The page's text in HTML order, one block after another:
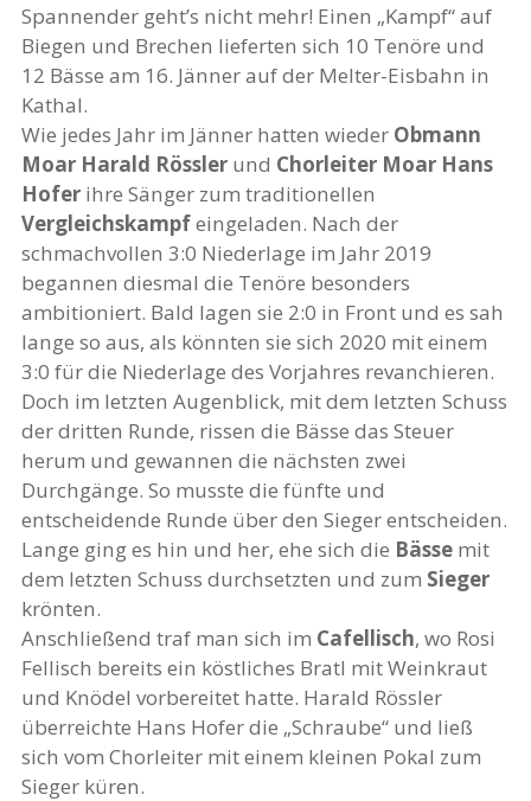
Spannender geht’s nicht mehr! Einen „Kampf“ auf
Biegen und Brechen lieferten sich 10 Tenöre und
12 Bässe am 16. Jänner auf der Melter-Eisbahn in
Kathal.
Wie jedes Jahr im Jänner hatten wieder Obmann
Moar Harald Rösslerund Chorleiter Moar Hans
Hofer ihre Sänger zum traditionellen
Vergleichskampfeingeladen. Nach der
schmachvollen 3:0 Niederlage im Jahr 2019
begannen diesmal die Tenöre besonders
ambitioniert. Bald lagen sie 2:0 in Front und es sah
lange so aus, als könnten sie sich 2020 mit einem
3:0 für die Niederlage des Vorjahres revanchieren.
Doch im letzten Augenblick, mit dem letzten Schuss
der dritten Runde, rissen die Bässe das Steuer
herum und gewannen die nächsten zwei
Durchgänge. So musste die fünfte und
entscheidende Runde über den Sieger entscheiden.
Lange ging es hin und her, ehe sich die Bässe mit
dem letzten Schuss durchsetzten und zum Sieger
krönten.
Anschließend traf man sich im Cafellisch, wo Rosi
Fellisch bereits ein köstliches Bratl mit Weinkraut
und Knödel vorbereitet hatte. Harald Rössler
überreichte Hans Hofer die „Schraube“ und ließ
sich vom Chorleiter mit einem kleinen Pokal zum
Sieger küren.